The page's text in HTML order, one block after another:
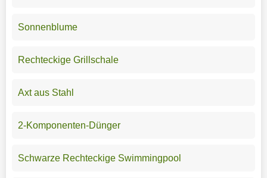
Sonnenblume
Rechteckige Grillschale
Axt aus Stahl
2-Komponenten-Dünger
Schwarze Rechteckige Swimmingpool